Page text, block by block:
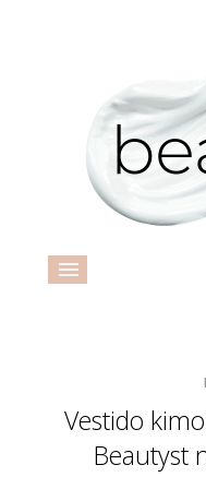
Vestido
Beautyst